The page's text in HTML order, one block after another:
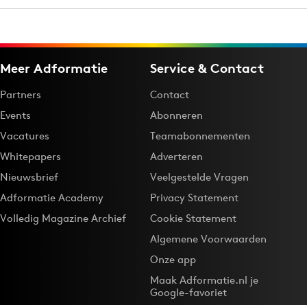
Meer Adformatie
Partners
Events
Vacatures
Whitepapers
Nieuwsbrief
Adformatie Academy
Volledig Magazine Archief
Service & Contact
Contact
Abonneren
Teamabonnementen
Adverteren
Veelgestelde Vragen
Privacy Statement
Cookie Statement
Algemene Voorwaarden
Onze app
Maak Adformatie.nl je
Google-favoriet